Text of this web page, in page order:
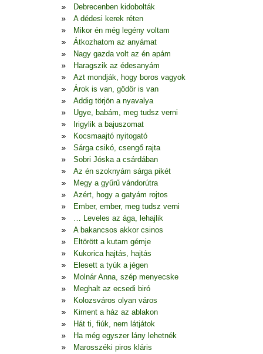
Debrecenben kidobolták
A dédesi kerek réten
Mikor én még legény voltam
Átkozhatom az anyámat
Nagy gazda volt az én apám
Haragszik az édesanyám
Azt mondják, hogy boros vagyok
Árok is van, gödör is van
Addig törjön a nyavalya
Ugye, babám, meg tudsz verni
Irigylik a bajuszomat
Kocsmaajtó nyitogató
Sárga csikó, csengő rajta
Sobri Jóska a csárdában
Az én szoknyám sárga pikét
Megy a gyűrű vándorútra
Azért, hogy a gatyám rojtos
Ember, ember, meg tudsz verni
… Leveles az ága, lehajlik
A bakancsos akkor csinos
Eltörött a kutam gémje
Kukorica hajtás, hajtás
Elesett a tyúk a jégen
Molnár Anna, szép menyecske
Meghalt az ecsedi biró
Kolozsváros olyan város
Kiment a ház az ablakon
Hát ti, fiúk, nem látjátok
Ha még egyszer lány lehetnék
Marosszéki piros kláris